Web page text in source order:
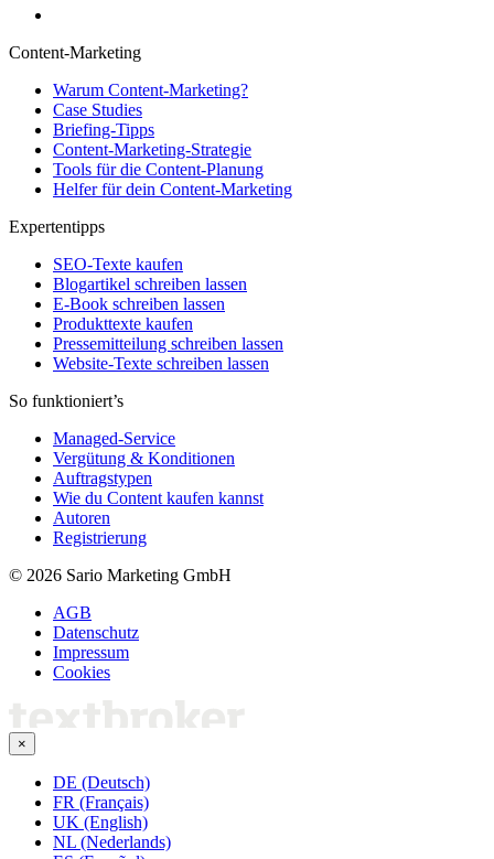
Content-Marketing
Warum Content-Marketing?
Case Studies
Briefing-Tipps
Content-Marketing-Strategie
Tools für die Content-Planung
Helfer für dein Content-Marketing
Expertentipps
SEO-Texte kaufen
Blogartikel schreiben lassen
E-Book schreiben lassen
Produkttexte kaufen
Pressemitteilung schreiben lassen
Website-Texte schreiben lassen
So funktioniert’s
Managed-Service
Vergütung & Konditionen
Auftragstypen
Wie du Content kaufen kannst
Autoren
Registrierung
© 2026 Sario Marketing GmbH
AGB
Datenschutz
Impressum
Cookies
×
DE (Deutsch)
FR (Français)
UK (English)
NL (Nederlands)